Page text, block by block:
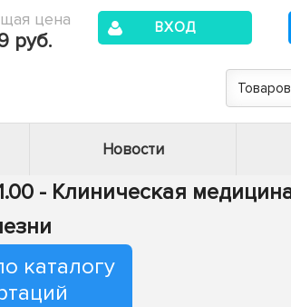
цена
руб.
ВХОД
Новости
- Клиническая
каталогу